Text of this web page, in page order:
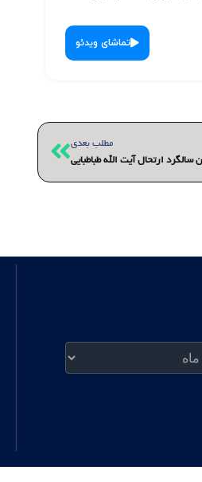
تماشای ویدئو
مطلب بعدی
ارتحال آیت الله طباطبایی
بعدی